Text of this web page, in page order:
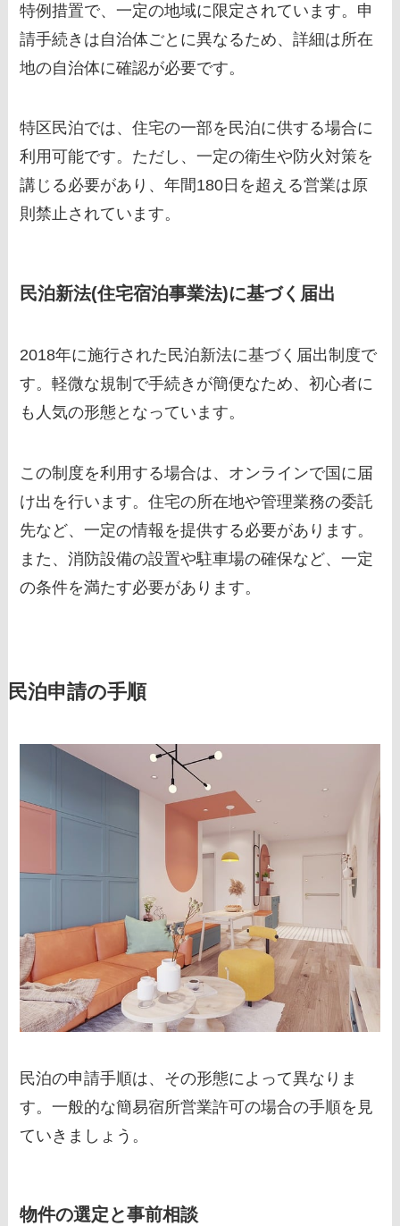
特例措置で、一定の地域に限定されています。申
請手続きは自治体ごとに異なるため、詳細は所在
地の自治体に確認が必要です。
特区民泊では、住宅の一部を民泊に供する場合に
利用可能です。ただし、一定の衛生や防火対策を
講じる必要があり、年間180日を超える営業は原
則禁止されています。
民泊新法(住宅宿泊事業法)に基づく届出
2018年に施行された民泊新法に基づく届出制度で
す。軽微な規制で手続きが簡便なため、初心者に
も人気の形態となっています。
この制度を利用する場合は、オンラインで国に届
け出を行います。住宅の所在地や管理業務の委託
先など、一定の情報を提供する必要があります。
また、消防設備の設置や駐車場の確保など、一定
の条件を満たす必要があります。
民泊申請の手順
民泊の申請手順は、その形態によって異なりま
す。一般的な簡易宿所営業許可の場合の手順を見
ていきましょう。
物件の選定と事前相談